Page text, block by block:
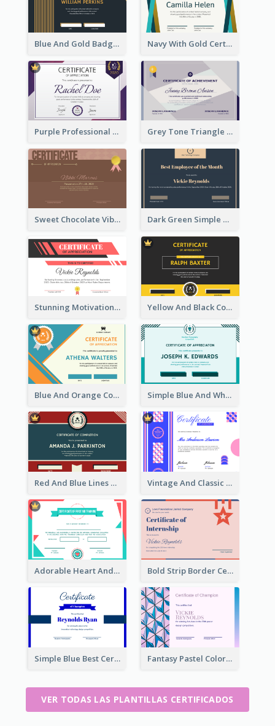
Blue And Gold Badge Appreciation Certificate Navy With Gold Certificate
Purple Professional And Elegant Reward Certificate Design Grey Tone Triangle Design of Certificate For Achievement
Sweet Chocolate Vibe With Gold Badge Simple Certificate Design Dark Green Simple Certificate For Best Employee
Stunning Motivational Certificate Design Template Yellow And Black Contrast Simple Certificate
Blue And Orange Company Triangles With Badge Certificate Simple Blue And White Rectangle Certificate
Red And Blue Lines And Badge Completion Certificate Vintage And Classic Vibrant Certificate Design Ideas
Adorable Heart And Triangles Certificate Design Template Bold Strip Border Certificate Design For Internship
Simple Blue Best Certificate Design For Champion Fantasy Pastel Color Graphic Certificate Design
VER TODAS LAS PLANTILLAS CERTIFICADOS